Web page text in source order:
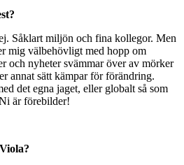
Såklart miljön och fina kollegor. Men
mig välbehövligt med hopp om
och nyheter svämmar över av mörker
annat sätt kämpar för förändring.
det egna jaget, eller globalt så som
är förebilder!